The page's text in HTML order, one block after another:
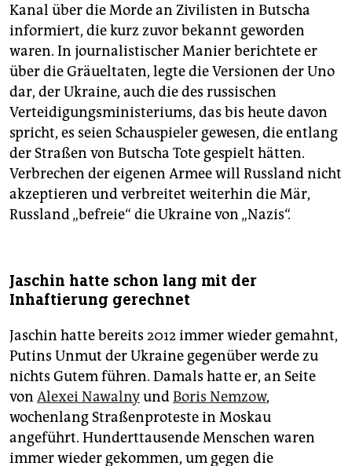
Kanal über die Morde an Zivilisten in Butscha
informiert, die kurz zuvor bekannt geworden
waren. In journalistischer Manier berichtete er
über die Gräueltaten, legte die Versionen der Uno
dar, der Ukraine, auch die des russischen
Verteidigungsministeriums, das bis heute davon
spricht, es seien Schauspieler gewesen, die entlang
der Straßen von Butscha Tote gespielt hätten.
Verbrechen der eigenen Armee will Russland nicht
akzeptieren und verbreitet weiterhin die Mär,
Russland „befreie“ die Ukraine von „Nazis“.
Jaschin hatte schon lang mit der
Inhaftierung gerechnet
Jaschin hatte bereits 2012 immer wieder gemahnt,
Putins Unmut der Ukraine gegenüber werde zu
nichts Gutem führen. Damals hatte er, an Seite
von Alexei NawalnyundBoris Nemzow,
wochenlang Straßenproteste in Moskau
angeführt. Hunderttausende Menschen waren
immer wieder gekommen, um gegen die